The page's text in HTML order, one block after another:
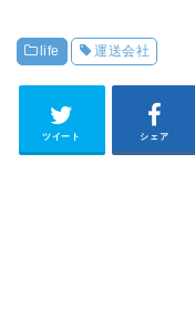
life 運送会社
ツイート シェア